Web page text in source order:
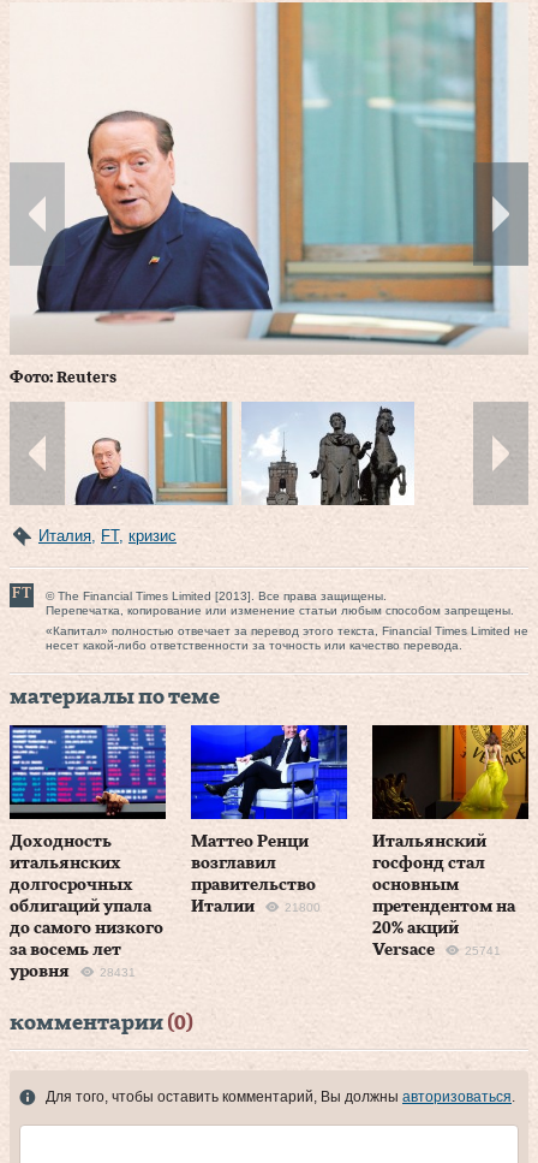
Фото: Reuters
Италия, FT, кризис
© The Financial Times Limited [2013]. Все права защищены.
Перепечатка, копирование или изменение статьи любым способом запрещены.
«Капитал» полностью отвечает за перевод этого текста, Financial Times Limited не
несет какой-либо ответственности за точность или качество перевода.
материалы по теме
Доходность
итальянских
долгосрочных
облигаций упала
до самого низкого
за восемь лет
уровня
28431
Маттео Ренци
возглавил
правительство
Италии
21800
Итальянский
госфонд стал
основным
претендентом на
20% акций
Versace
25741
комментарии (0)
Для того, чтобы оставить комментарий, Вы должны авторизоваться.